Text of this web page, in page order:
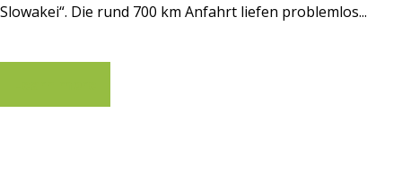
Slowakei“. Die rund 700 km Anfahrt liefen problemlos...